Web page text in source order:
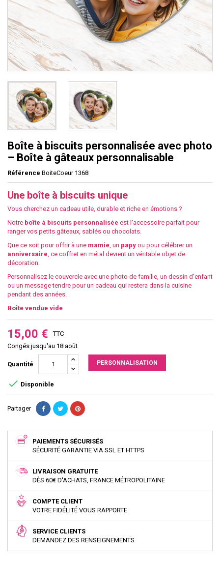
Boîte à biscuits personnalisée avec photo
– Boîte à gâteaux personnalisable
Référence BoiteCoeur 1368
Une boîte à biscuits unique
Vous cherchez un cadeau utile, durable et riche en émotions ?
Notre boîte à biscuits personnalisée est l'accessoire parfait pour
ranger vos petits gâteaux, sablés ou chocolats.
Que ce soit pour offrir à une mamie , un papy ou pour célébrer un
anniversaire , ce coffret en métal devient un véritable objet de
décoration.
Personnalisez le couvercle avec une photo de famille, un dessin d'enfant
ou un message tendre pour un cadeau qui restera dans la cuisine
pendant des années.
Boîte vendue vide
15,00 €
TTC
Congés jusqu'au 18 août
Quantité PERSONNALISATION
 Disponible
Partager
PAIEMENTS SÉCURISÉS
SÉCURITÉ GARANTIE VIA SSL ET HTTPS
LIVRAISON GRATUITE
DÈS 60€ D'ACHATS, FRANCE MÉTROPOLITAINE
COMPTE CLIENT
VOTRE FIDÉLITÉ VOUS RAPPORTE
SERVICE CLIENTS
DEMANDEZ DES RENSEIGNEMENTS